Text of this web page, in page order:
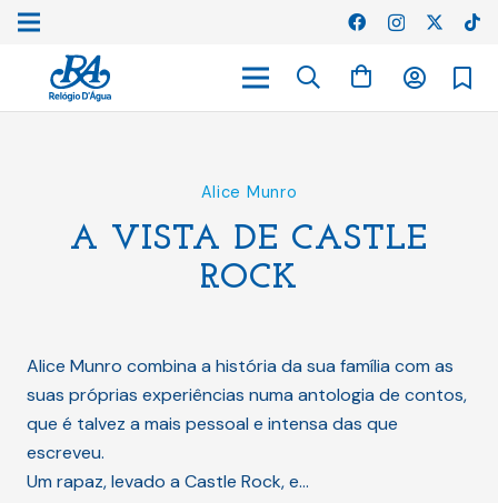
Alice Munro
A VISTA DE CASTLE
ROCK
Alice Munro combina a história da sua família com as
suas próprias experiências numa antologia de contos,
que é talvez a mais pessoal e intensa das que
escreveu.
Um rapaz, levado a Castle Rock, e…